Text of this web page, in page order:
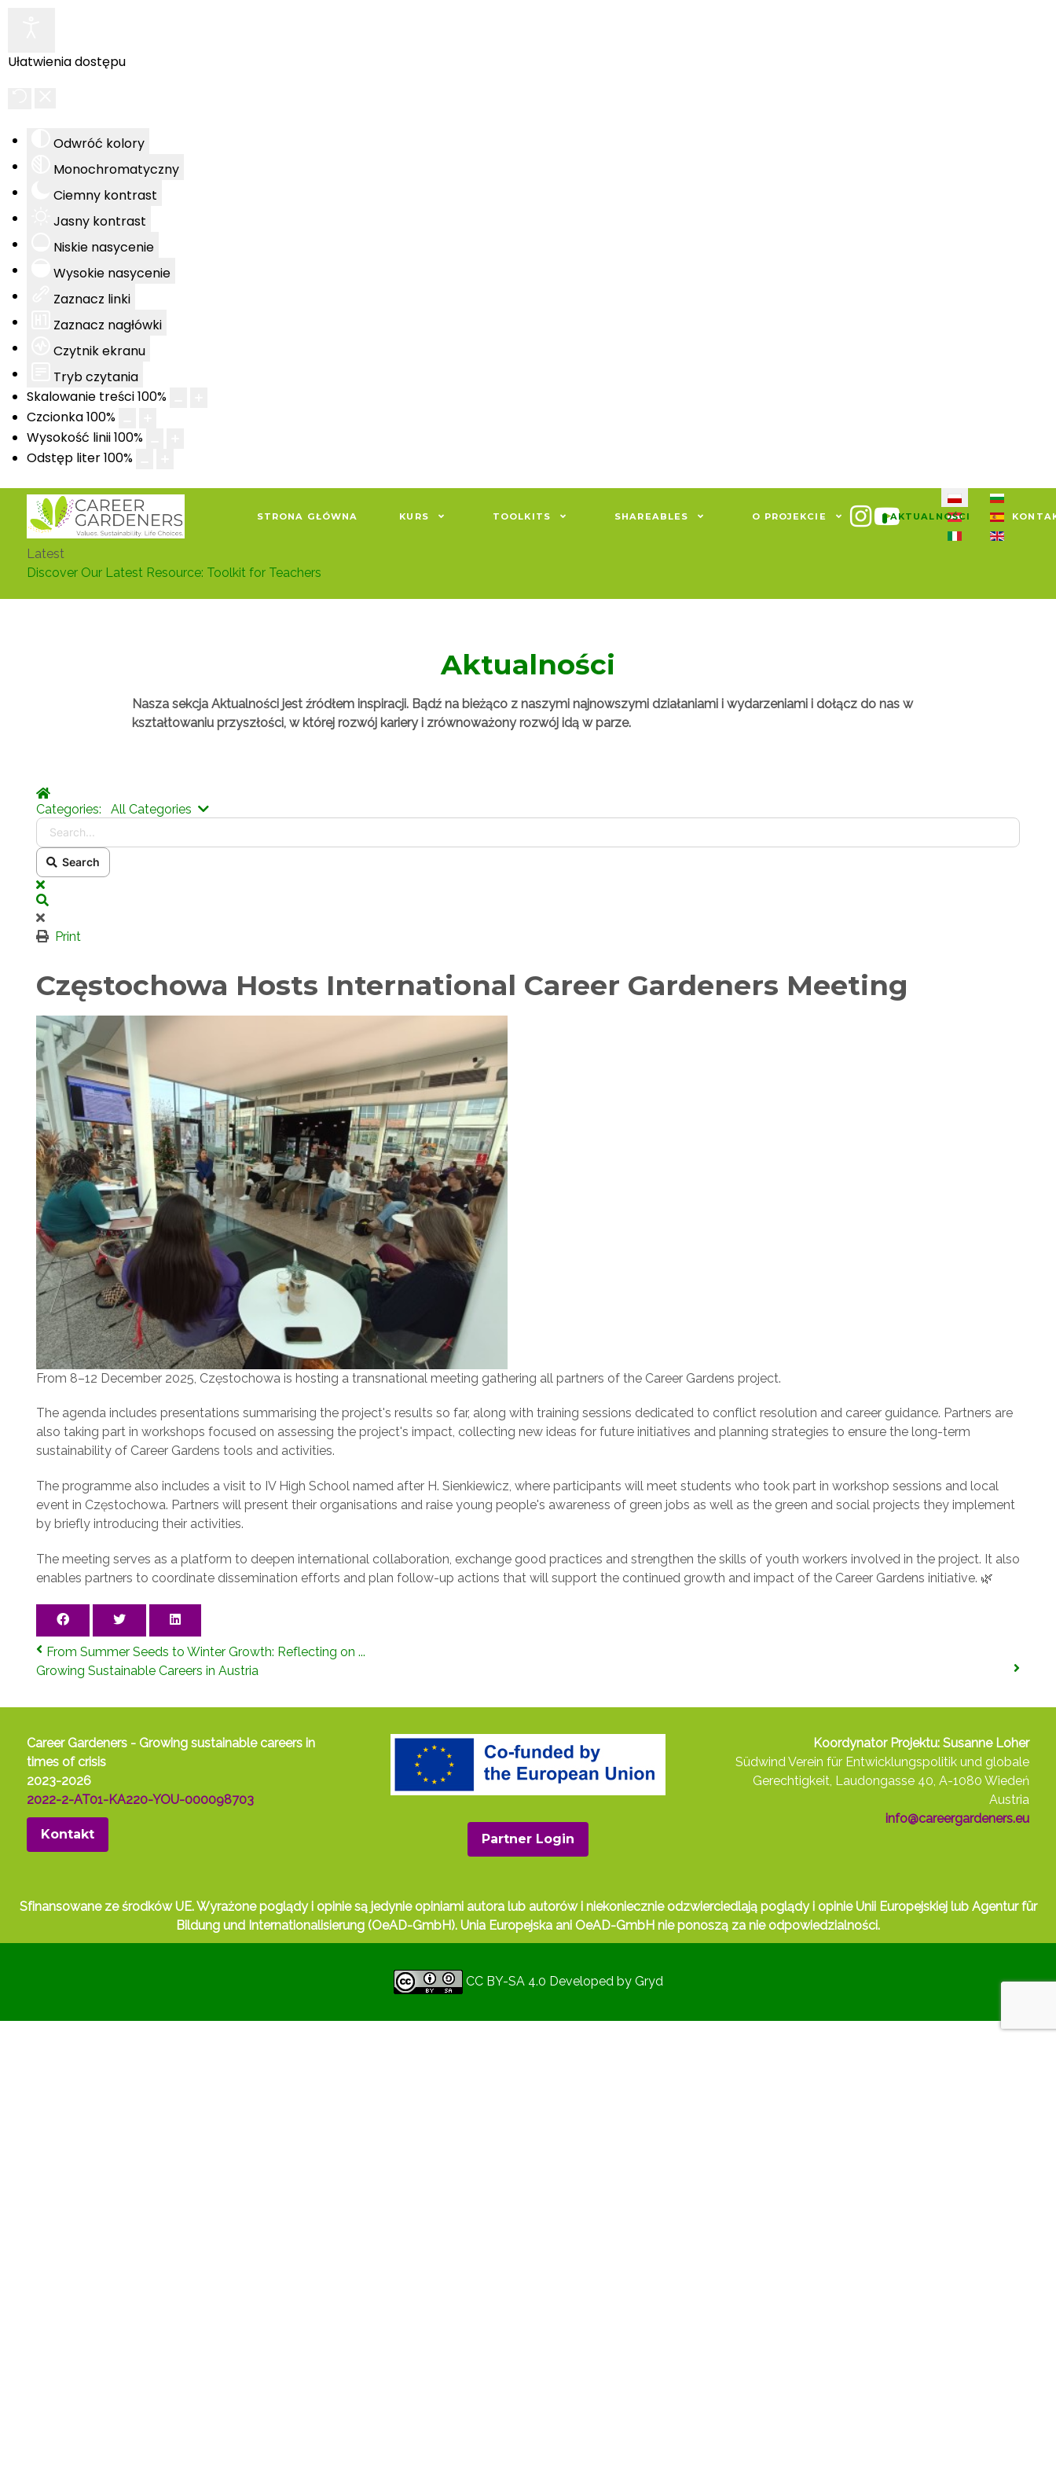
Ułatwienia dostępu
Odwróć kolory
Monochromatyczny
Ciemny kontrast
Jasny kontrast
Niskie nasycenie
Wysokie nasycenie
Zaznacz linki
Zaznacz nagłówki
Czytnik ekranu
Tryb czytania
Skalowanie treści100%
Czcionka100%
Wysokość linii100%
Odstęp liter100%
STRONA GŁÓWNA KURS TOOLKITS SHAREABLES O PROJEKCIE AKTUALNOŚCI
Wybierz swój język
Latest
Discover Our Latest Resource: Toolkit for Teachers
Aktualności
Nasza sekcja Aktualności jest źródłem inspiracji. Bądź na bieżąco z naszymi najnowszymi działaniami i wydarzeniami i dołącz do nas w
kształtowaniu przyszłości, w której rozwój kariery i zrównoważony rozwój idą w parze.
Home
Categories:
All Categories Search...
Search
x
Print
Częstochowa Hosts International Career Gardeners Meeting
From 8–12 December 2025, Częstochowa is hosting a transnational meeting gathering all partners of the Career Gardens project.
The agenda includes presentations summarising the project's results so far, along with training sessions dedicated to conflict resolution and career guidance. Partners are
also taking part in workshops focused on assessing the project's impact, collecting new ideas for future initiatives and planning strategies to ensure the long-term
sustainability of Career Gardens tools and activities.
The programme also includes a visit to IV High School named after H. Sienkiewicz, where participants will meet students who took part in workshop sessions and local
event in Częstochowa. Partners will present their organisations and raise young people's awareness of green jobs as well as the green and social projects they implement
by briefly introducing their activities.
The meeting serves as a platform to deepen international collaboration, exchange good practices and strengthen the skills of youth workers involved in the project. It also
enables partners to coordinate dissemination efforts and plan follow-up actions that will support the continued growth and impact of the Career Gardens initiative. 🌿
From Summer Seeds to Winter Growth: Reflecting on ...
Growing Sustainable Careers in Austria
Career Gardeners - Growing sustainable careers in
times of crisis
2023-2026
2022-2-AT01-KA220-YOU-000098703
Kontakt Partner Login
Koordynator Projektu: Susanne Loher
Südwind Verein für Entwicklungspolitik und globale
Gerechtigkeit, Laudongasse 40, A-1080 Wiedeń
Austria
info@careergardeners.eu
Sfinansowane ze środków UE. Wyrażone poglądy i opinie są jedynie opiniami autora lub autorów i niekoniecznie odzwierciedlają poglądy i opinie Unii Europejskiej lub Agentur für
Bildung und Internationalisierung (OeAD-GmbH). Unia Europejska ani OeAD-GmbH nie ponoszą za nie odpowiedzialności.
CC BY-SA 4.0 Developed by Gryd